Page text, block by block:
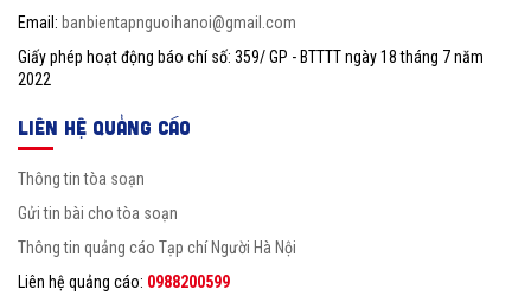
Email: banbientapnguoihanoi@gmail.com
Giấy phép hoạt động báo chí số: 359/ GP - BTTTT ngày 18 tháng 7 năm
2022
LIÊN HỆ QUẢNG CÁO
Thông tin tòa soạn
Gửi tin bài cho tòa soạn
Thông tin quảng cáo Tạp chí Người Hà Nội
Liên hệ quảng cáo: 0988200599